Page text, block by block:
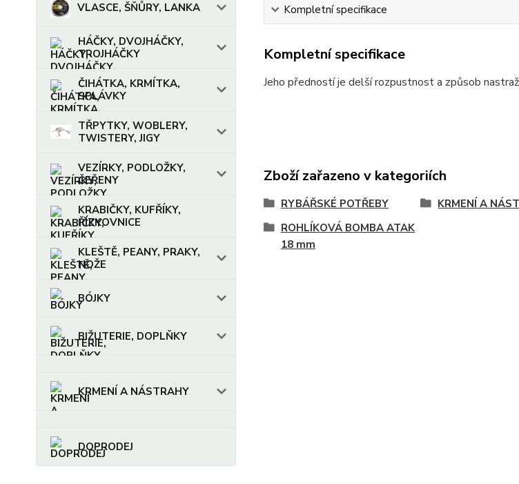
VLASCE, ŠŇŮRY, LANKA
HÁČKY, DVOJHÁČKY,
TROJHÁČKY
ČIHÁTKA, KRMÍTKA,
SPLÁVKY
TŘPYTKY, WOBLERY,
TWISTERY, JIGY
VEZÍRKY, PODLOŽKY,
ČEŘENY
KRABIČKY, KUFŘÍKY,
ŘÍZKOVNICE
KLEŠTĚ, PEANY, PRAKY,
NOŽE
BÓJKY
BIŽUTERIE, DOPLŇKY
KRMENÍ A NÁSTRAHY
DOPRODEJ
Kompletní specifikace
Kompletní specifikace
Jeho předností je delší rozpustnost a způsob
Zboží zařazeno v kategoriích
RYBÁŘSKÉ POTŘEBY KRMENÍ A
ROHLÍKOVÁ BOMBA ATAK
18 mm